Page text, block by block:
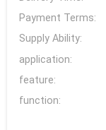
Payment Terms:
Supply Ability:
application:
feature:
function: